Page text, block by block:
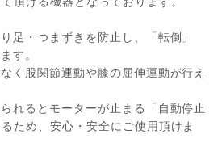
足・つまずきを防止し、「転倒」
す。
く股関節運動や膝の屈伸運動が行え
れるとモーターが止まる「自動停止
ため、安心・安全にご使用頂けま